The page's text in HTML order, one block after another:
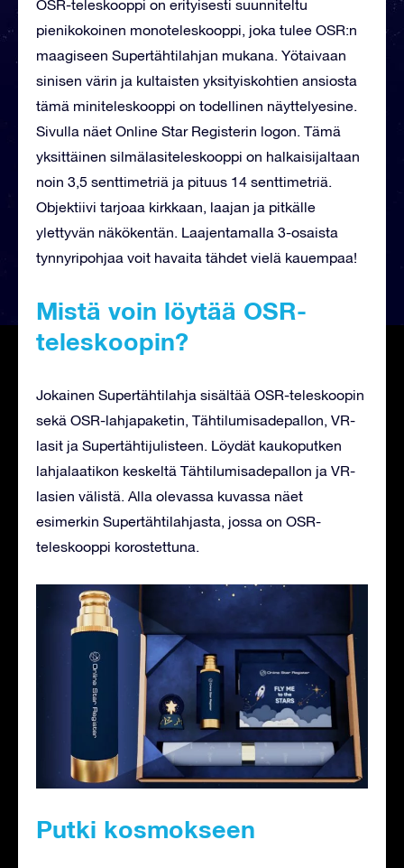
OSR-teleskooppi on erityisesti suunniteltu
pienikokoinen monoteleskooppi, joka tulee OSR:n
maagiseen Supertähtilahjan mukana. Yötaivaan
sinisen värin ja kultaisten yksityiskohtien ansiosta
tämä miniteleskooppi on todellinen näyttelyesine.
Sivulla näet Online Star Registerin logon. Tämä
yksittäinen silmälasiteleskooppi on halkaisijaltaan
noin 3,5 senttimetriä ja pituus 14 senttimetriä.
Objektiivi tarjoaa kirkkaan, laajan ja pitkälle
ylettyvän näkökentän. Laajentamalla 3-osaista
tynnyripohjaa voit havaita tähdet vielä kauempaa!
Mistä voin löytää OSR-
teleskoopin?
Jokainen Supertähtilahja sisältää OSR-teleskoopin
sekä OSR-lahjapaketin, Tähtilumisadepallon, VR-
lasit ja Supertähtijulisteen. Löydät kaukoputken
lahjalaatikon keskeltä Tähtilumisadepallon ja VR-
lasien välistä. Alla olevassa kuvassa näet
esimerkin Supertähtilahjasta, jossa on OSR-
teleskooppi korostettuna.
Putki kosmokseen